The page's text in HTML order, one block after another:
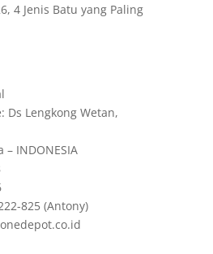
4 Jenis Batu yang Paling
Ds Lengkong Wetan,
– INDONESIA
825 (Antony)